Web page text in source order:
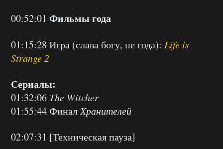
00:52:01 Фильмы года
01:15:28 Игра (слава богу, не года): Life is
Strange 2
Сериалы:
01:32:06 The Witcher
01:55:44 ФиналХранителей
02:07:31 [Техническая пауза]